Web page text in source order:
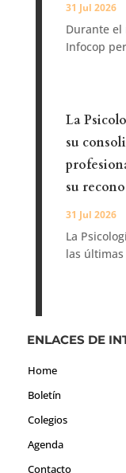
31 Jul 2026
Durante el
Infocop
La
su
su
31 Jul 2026
La
las
ENLACES DE
Home
Boletín
Colegios
Agenda
Contacto